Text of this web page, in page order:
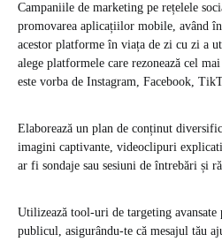
Campaniile de marketing pe rețelele
promovarea aplicațiilor mobile, având
acestor platforme în viața de zi cu zi a
alege platformele care rezonează cel
este vorba de Instagram, Facebook,
Elaborează un plan de conținut
imagini captivante, videoclipuri
ar fi sondaje sau sesiuni de întrebări și
Utilizează tool-uri de targeting avansate
publicul, asigurându-te că mesajul tău